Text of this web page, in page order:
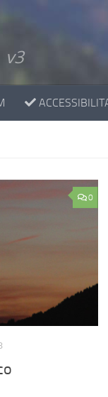
v3
0